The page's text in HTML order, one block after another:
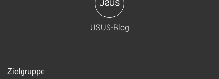
USUS-Blog
Zielgruppe